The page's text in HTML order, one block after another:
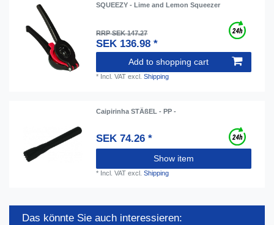
SQUEEZY - Lime and Lemon Squeezer
RRP SEK 147.27
SEK 136.98 *
Add to shopping cart
* Incl. VAT excl.Shipping
Caipirinha STÄßEL - PP -
SEK 74.26 *
Show item
* Incl. VAT excl.Shipping
Das könnte Sie auch interessieren: